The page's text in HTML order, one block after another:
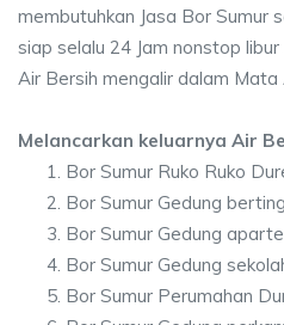
membutuhkan Jasa Bor Sumur
siap selalu 24 Jam nonstop
Air Bersih mengalir dalam
Melancarkan keluarnya Air
Bor Sumur Ruko Ruko
Bor Sumur Gedung
Bor Sumur Gedung
Bor Sumur Gedung
Bor Sumur Perumahan